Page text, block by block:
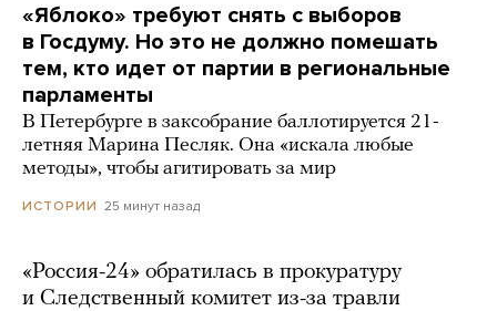
«Яблоко» требуют снять с выборов
в Госдуму. Но это не должно помешать
тем, кто идет от партии в региональные
парламенты
В Петербурге в заксобрание баллотируется 21-
летняя Марина Песляк. Она «искала любые
методы», чтобы агитировать за мир
ИСТОРИИ 25 минут назад
«Россия-24» обратилась в прокуратуру
и Следственный комитет из-за травли